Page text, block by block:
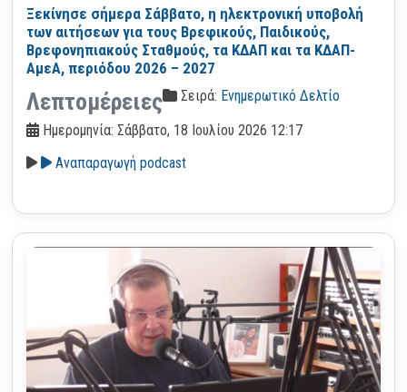
Ξεκίνησε σήμερα Σάββατο, η ηλεκτρονική υποβολή
των αιτήσεων για τους Βρεφικούς, Παιδικούς,
Βρεφονηπιακούς Σταθμούς, τα ΚΔΑΠ και τα ΚΔΑΠ-
ΑμεΑ, περιόδου 2026 – 2027
Λεπτομέρειες Σειρά: Ενημερωτικό Δελτίο
Ημερομηνία: Σάββατο, 18 Ιουλίου 2026 12:17
Αναπαραγωγή podcast